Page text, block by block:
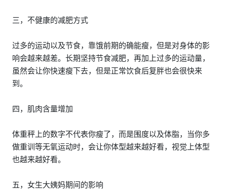
三，不健康的减肥方式
过多的运动以及节食，靠饿前期的确能瘦，但是对身体的影
响会越来越差。长期坚持节食减肥，再加上过多的运动量，
虽然会让你快速瘦下去，但是正常饮食后复胖也会很快来
到。
四，肌肉含量增加
体重秤上的数字不代表你瘦了，而是围度以及体脂，当你多
做重训等无氧运动时，会让你体型越来越好看，视觉上体型
也越来越好看。
五，女生大姨妈期间的影响